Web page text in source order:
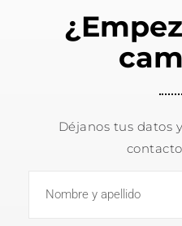
Déjanos tus datos